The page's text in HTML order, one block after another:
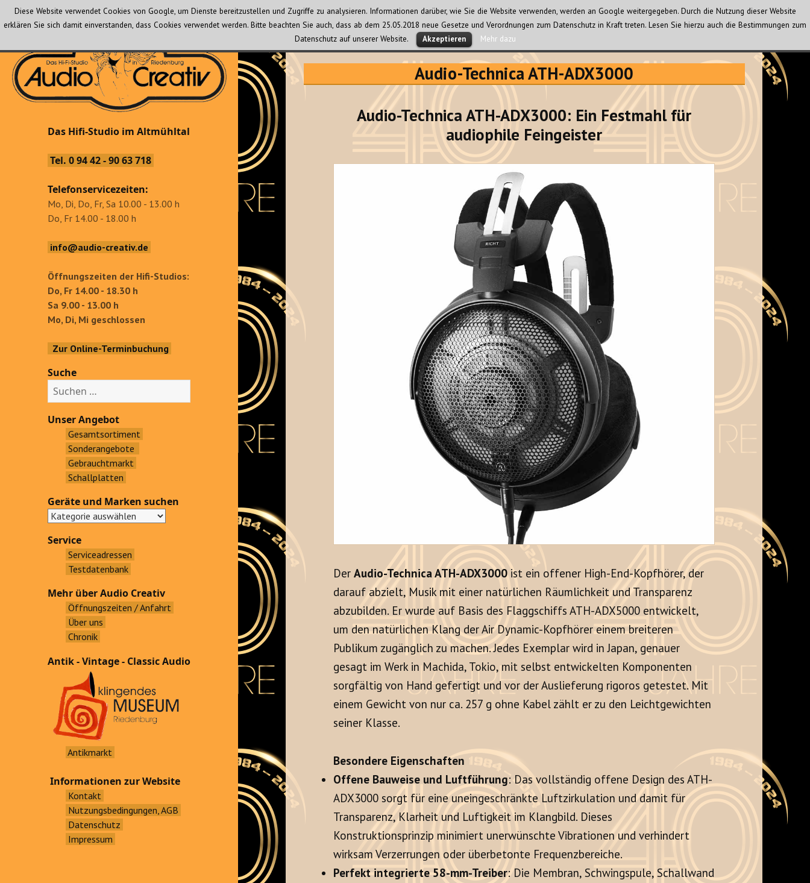
Das Hifi-Studio im Altmühltal
Das Hifi-Studio im Altmühltal
Tel. 0 94 42 - 90 63 718
Telefonservicezeiten:
Mo, Di, Do, Fr, Sa 10.00 - 13.00 h
Do, Fr 14.00 - 18.00 h
info@audio-creativ.de
Öffnungszeiten der Hifi-Studios:
Do, Fr 14.00 - 18.30 h
Sa 9.00 - 13.00 h
Mo, Di, Mi geschlossen
Zur Online-Terminbuchung
Suche
u
c
h
Unser Angebot
Gesamtsortiment
Sonderangebote
Gebrauchtmarkt
Schallplatten
Geräte und Marken suchen
Service
Serviceadressen
Testdatenbank
Mehr über Audio Creativ
Öffnungszeiten / Anfahrt
Über uns
Chronik
Antik - Vintage - Classic Audio
Antikmarkt
Informationen zur Website
Kontakt
Nutzungsbedingungen, AGB
Datenschutz
Impressum
Audio-Technica ATH-ADX3000
Audio-Technica ATH-ADX3000: Ein Festmahl für
audiophile Feingeister
DerAudio-Technica ATH-ADX3000 ist ein offener High-End-Kopfhörer, der
darauf abzielt, Musik mit einer natürlichen Räumlichkeit und Transparenz
abzubilden. Er wurde auf Basis des Flaggschiffs ATH-ADX5000 entwickelt,
um den natürlichen Klang der Air Dynamic-Kopfhörer einem breiteren
Publikum zugänglich zu machen. Jedes Exemplar wird in Japan, genauer
gesagt im Werk in Machida, Tokio, mit selbst entwickelten Komponenten
sorgfältig von Hand gefertigt und vor der Auslieferung rigoros getestet. Mit
einem Gewicht von nur ca. 257 g ohne Kabel zählt er zu den Leichtgewichten
seiner Klasse.
Besondere Eigenschaften
Offene Bauweise und Luftführung: Das vollständig offene Design des ATH-
ADX3000 sorgt für eine uneingeschränkte Luftzirkulation und damit für
Transparenz, Klarheit und Luftigkeit im Klangbild. Dieses
Konstruktionsprinzip minimiert unerwünschte Vibrationen und verhindert
wirksam Verzerrungen oder überbetonte Frequenzbereiche.
Perfekt integrierte 58-mm-Treiber: Die Membran, Schwingspule, Schallwand
Diese Website verwendet Cookies von Google, um Dienste bereitzustellen und Zugriffe zu analysieren. Informationen darüber, wie Sie die Website verwenden, werden an Google weitergegeben. Durch die Nutzung dieser Website
erklären Sie sich damit einverstanden, dass Cookies verwendet werden. Bitte beachten Sie auch, dass ab dem 25.05.2018 neue Gesetze und Verordnungen zum Datenschutz in Kraft treten. Lesen Sie hierzu auch die Bestimmungen zum
Datenschutz auf unserer Website.
Akzeptieren Mehr dazu